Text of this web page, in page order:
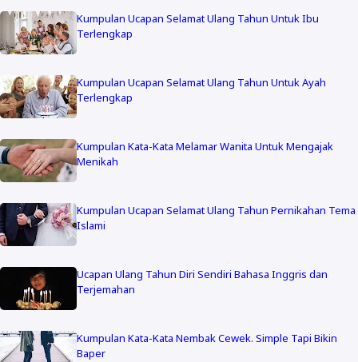
Kumpulan Ucapan Selamat Ulang Tahun Untuk Ibu
Terlengkap
Kumpulan Ucapan Selamat Ulang Tahun Untuk Ayah
Terlengkap
Kumpulan Kata-Kata Melamar Wanita Untuk Mengajak
Menikah
Kumpulan Ucapan Selamat Ulang Tahun Pernikahan Tema
Islami
Ucapan Ulang Tahun Diri Sendiri Bahasa Inggris dan
Terjemahan
Kumpulan Kata-Kata Nembak Cewek. Simple Tapi Bikin
Baper